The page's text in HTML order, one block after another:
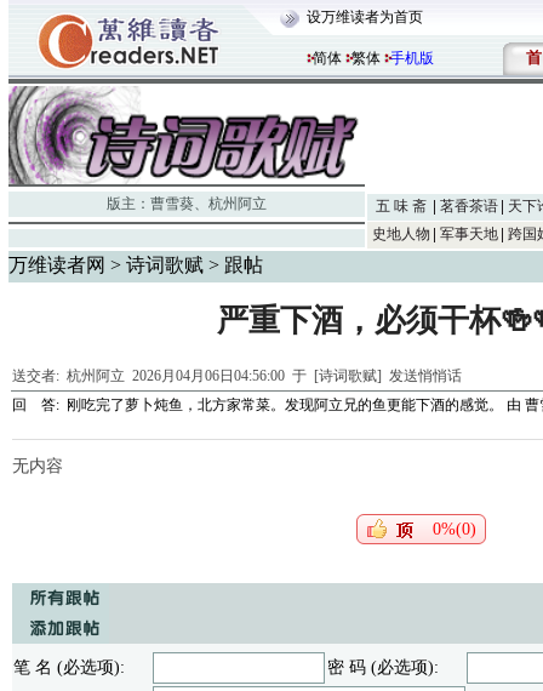
设万维读者为首页
简体 繁体 手机版 首
版主： 曹雪葵、 杭州阿立 五 味 斋 茗香茶语
天下
史地人物
军事天地 跨国
万维读者网 > 诗词歌赋 > 跟帖
严重下酒，必须干杯
送交者: 杭州阿立 2026月04月06日04:56:00 于 [诗词歌赋] 发送悄悄话
回 答: 刚吃完了萝卜炖鱼，北方家常菜。发现阿立兄的鱼更能下酒的感觉。 由 曹
无内容
0%(0)
笔 名 (必选项):
密 码 (必选项):